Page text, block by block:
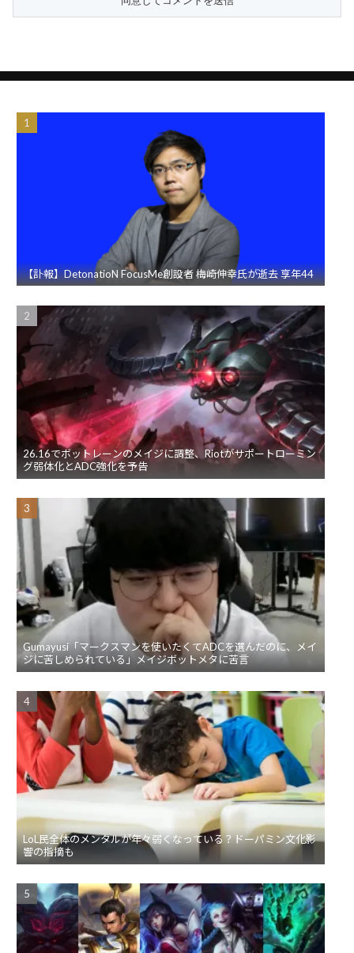
【訃報】DetonatioN FocusMe創設者 梅崎伸幸氏が逝去 享年44
26.16でボットレーンのメイジに調整、Riotがサポートローミン
グ弱体化とADC強化を予告
Gumayusi「マークスマンを使いたくてADCを選んだのに、メイ
ジに苦しめられている」メイジボットメタに苦言
LoL民全体のメンタルが年々弱くなっている？ドーパミン文化影
響の指摘も